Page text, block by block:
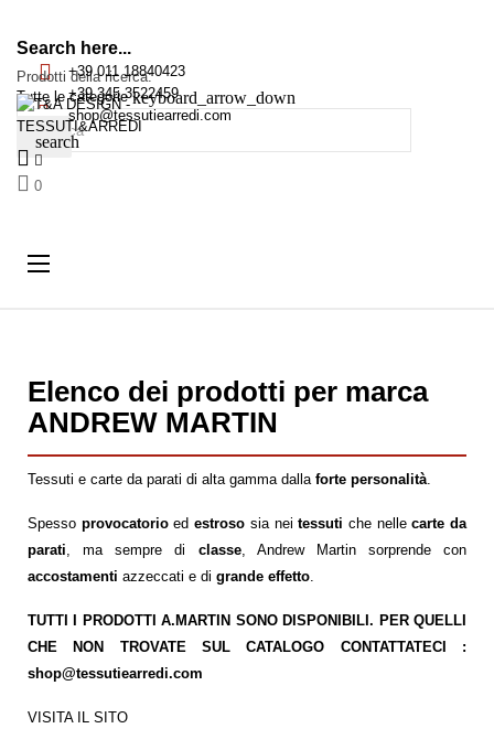
+39 011 18840423
+39 345 3522459
shop@tessutiearredi.com
Search here...
Prodotti della ricerca:
Tutte le categorie keyboard_arrow_down
search
0
navigazione
☰
Elenco dei prodotti per marca
ANDREW MARTIN
Tessuti e carte da parati di alta gamma dalla forte personalità.
Spesso provocatorioedestroso sia neitessuti che nellecarte da
parati, ma sempre di classe, Andrew Martin sorprende con
accostamenti azzeccati e di grande effetto.
TUTTI I PRODOTTI A.MARTIN SONO DISPONIBILI. PER QUELLI
CHE NON TROVATE SUL CATALOGO CONTATTATECI :
shop@tessutiearredi.com
VISITA IL SITO